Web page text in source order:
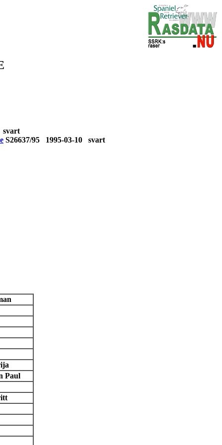
svart
S26637/95 1995-03-10 svart
Paul